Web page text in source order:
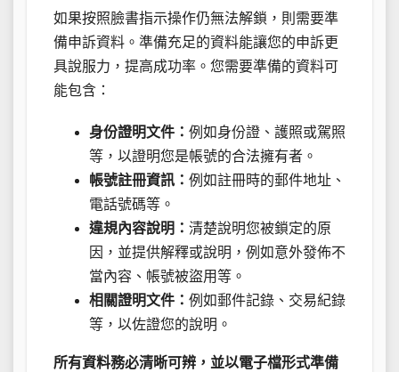
如果按照臉書指示操作仍無法解鎖，則需要準
備申訴資料。準備充足的資料能讓您的申訴更
具說服力，提高成功率。您需要準備的資料可
能包含：
身份證明文件： 例如身份證、護照或駕照
等，以證明您是帳號的合法擁有者。
帳號註冊資訊： 例如註冊時的郵件地址、
電話號碼等。
違規內容說明： 清楚說明您被鎖定的原
因，並提供解釋或說明，例如意外發佈不
當內容、帳號被盜用等。
相關證明文件： 例如郵件記錄、交易紀錄
等，以佐證您的說明。
所有資料務必清晰可辨，並以電子檔形式準備